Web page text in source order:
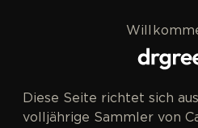
Diese Seite richtet sich
volljährige Sammler von